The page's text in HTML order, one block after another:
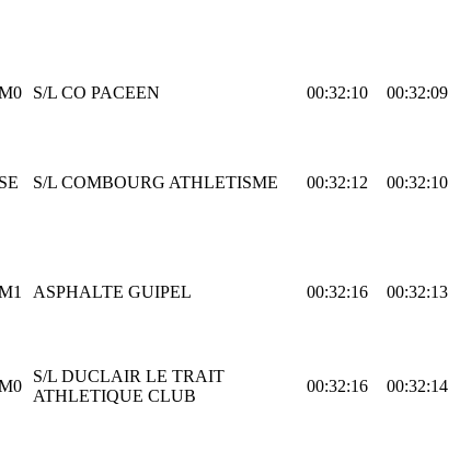
S/L CO PACEEN 00:32:10 00:32:09
SE S/L COMBOURG ATHLETISME 00:32:12 00:32:10
ASPHALTE GUIPEL 00:32:16 00:32:13
S/L DUCLAIR LE TRAIT
ATHLETIQUE CLUB
00:32:16 00:32:14